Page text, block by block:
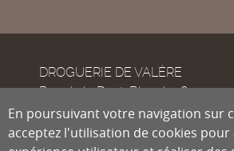
DROGUERIE DE VALÈRE
Rue de la Dent-Blanche 8
CH-1950
Sion
En poursuivant votre navigation sur
acceptez l'utilisation de cookies